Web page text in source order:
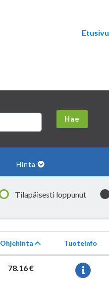
Etusivu
Hinta
Tilapäisesti loppunut
Ohjehinta Tuoteinfo
78.16 €